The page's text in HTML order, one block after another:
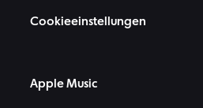
Cookieeinstellungen
Apple Music